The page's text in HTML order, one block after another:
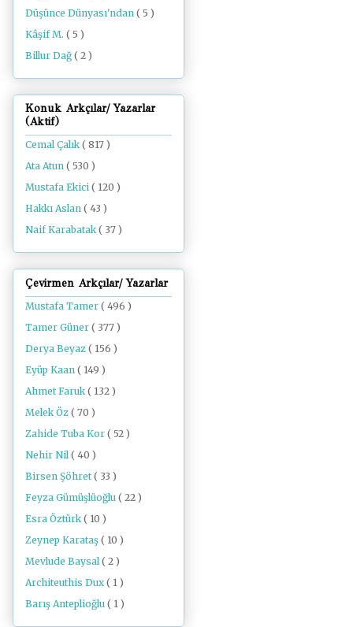
Düşünce Dünyası'ndan ( 5 )
Kâşif M. ( 5 )
Billur Dağ ( 2 )
Konuk Arkçılar/ Yazarlar
(Aktif)
Cemal Çalık( 817 )
Ata Atun ( 530 )
Mustafa Ekici ( 120 )
Hakkı Aslan ( 43 )
Naif Karabatak( 37 )
Çevirmen Arkçılar/ Yazarlar
Mustafa Tamer ( 496 )
Tamer Güner ( 377 )
Derya Beyaz ( 156 )
Eyüp Kaan ( 149 )
Ahmet Faruk ( 132 )
Melek Öz ( 70 )
Zahide Tuba Kor ( 52 )
Nehir Nil ( 40 )
Birsen Şöhret ( 33 )
Feyza Gümüşlüoğlu ( 22 )
Esra Öztürk ( 10 )
Zeynep Karataş ( 10 )
Mevlude Baysal ( 2 )
Architeuthis Dux ( 1 )
Barış Anteplioğlu ( 1 )